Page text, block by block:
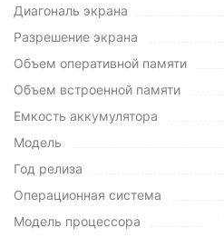
Диагональ экрана
Разрешение экрана
Объем оперативной памяти
Объем встроенной памяти
Емкость аккумулятора
Модель
Год релиза
Операционная система
Модель процессора